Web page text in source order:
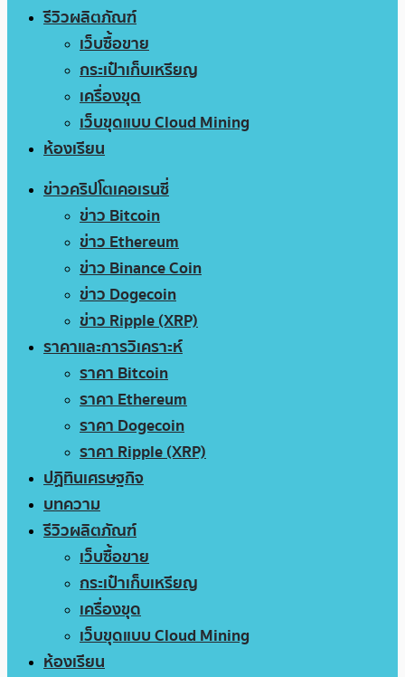
รีวิวผลิตภัณฑ์
เว็บซื้อขาย
กระเป๋าเก็บเหรียญ
เครื่องขุด
เว็บขุดแบบ Cloud Mining
ห้องเรียน
ข่าวคริปโตเคอเรนซี่
ข่าว Bitcoin
ข่าว Ethereum
ข่าว Binance Coin
ข่าว Dogecoin
ข่าว Ripple (XRP)
ราคาและการวิเคราะห์
ราคา Bitcoin
ราคา Ethereum
ราคา Dogecoin
ราคา Ripple (XRP)
ปฏิทินเศรษฐกิจ
บทความ
รีวิวผลิตภัณฑ์
เว็บซื้อขาย
กระเป๋าเก็บเหรียญ
เครื่องขุด
เว็บขุดแบบ Cloud Mining
ห้องเรียน